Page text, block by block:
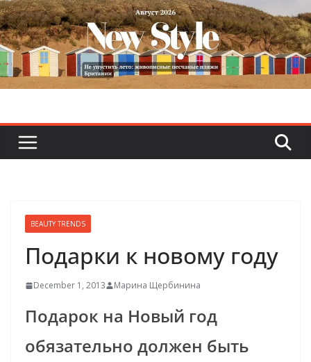
Skip
to
content
BEAUTY TRENDS
Подарки к новому году
December 1, 2013 Марина Щербинина
Подарок на Новый год
обязательно должен быть